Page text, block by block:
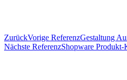
ZurückVorige ReferenzGestaltung
Nächste ReferenzShopware